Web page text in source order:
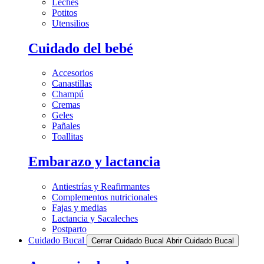
Potitos
Utensilios
Cuidado del bebé
Accesorios
Canastillas
Champú
Cremas
Geles
Pañales
Toallitas
Embarazo y lactancia
Antiestrías y Reafirmantes
Complementos nutricionales
Fajas y medias
Lactancia y Sacaleches
Postparto
Cuidado Bucal
Cerrar Cuidado Bucal Abrir Cuidado Bucal